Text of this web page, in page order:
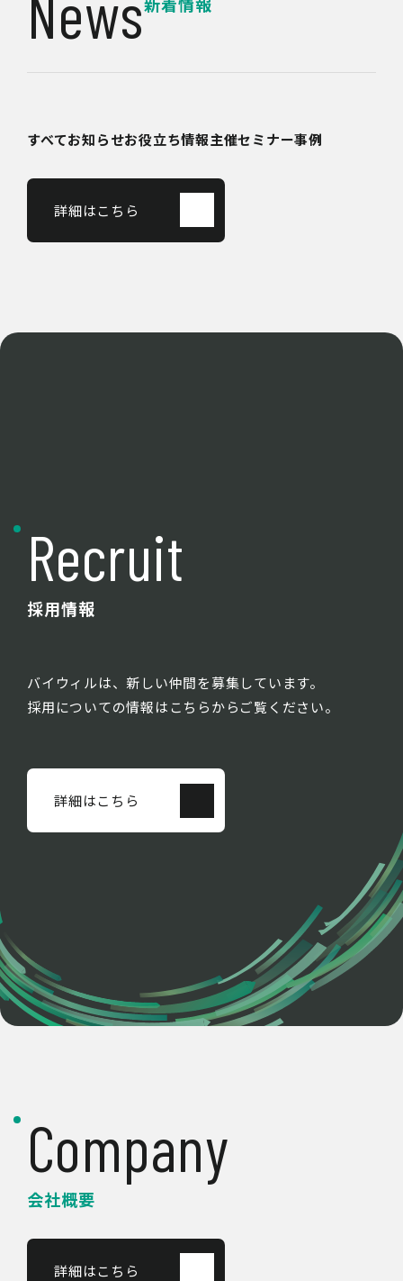
すべてお知らせお役立ち情報主催セミナー事例
詳細はこちら
Recruit
採用情報
バイウィルは、新しい仲間を募集しています。
採用についての情報はこちらからご覧ください。
詳細はこちら
Company
会社概要
詳細はこちら